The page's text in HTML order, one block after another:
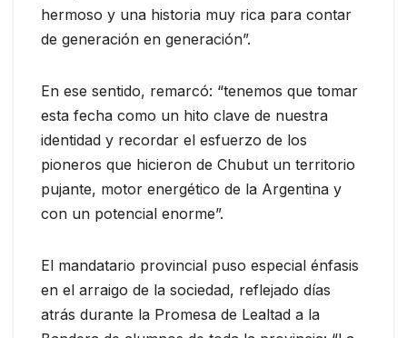
hermoso y una historia muy rica para contar
de generación en generación”.
En ese sentido, remarcó: “tenemos que tomar
esta fecha como un hito clave de nuestra
identidad y recordar el esfuerzo de los
pioneros que hicieron de Chubut un territorio
pujante, motor energético de la Argentina y
con un potencial enorme”.
El mandatario provincial puso especial énfasis
en el arraigo de la sociedad, reflejado días
atrás durante la Promesa de Lealtad a la